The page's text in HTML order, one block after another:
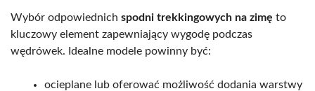
Wybór odpowiednich spodni trekkingowych na zimę to
kluczowy element zapewniający wygodę podczas
wędrówek. Idealne modele powinny być:
ocieplane lub oferować możliwość dodania warstwy